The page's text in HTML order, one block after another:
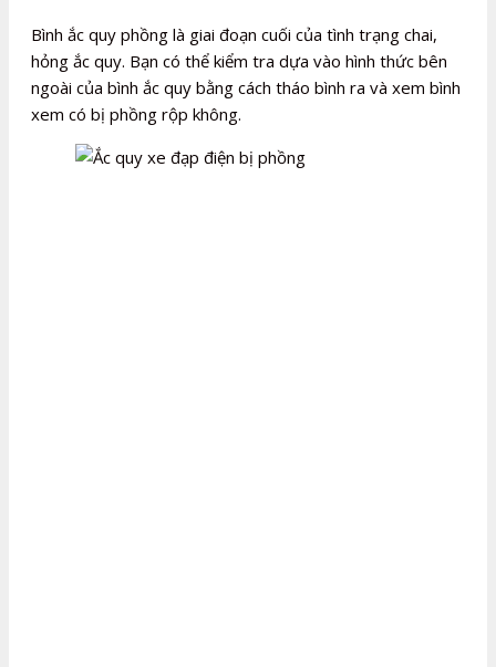
Bình ắc quy phồng là giai đoạn cuối của tình trạng chai,
hỏng ắc quy. Bạn có thể kiểm tra dựa vào hình thức bên
ngoài của bình ắc quy bằng cách tháo bình ra và xem bình
xem có bị phồng rộp không.